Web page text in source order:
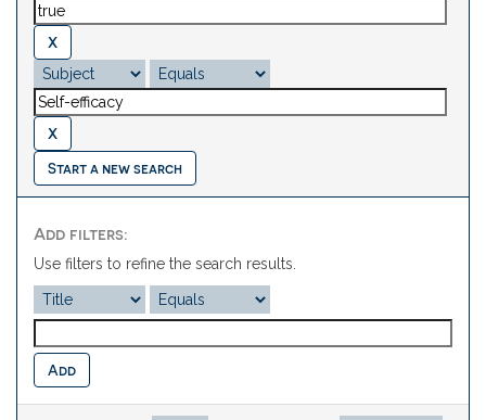
Start a new search
Add filters:
Use filters to refine the search results.